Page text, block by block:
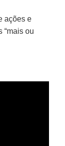
ações e
“mais ou